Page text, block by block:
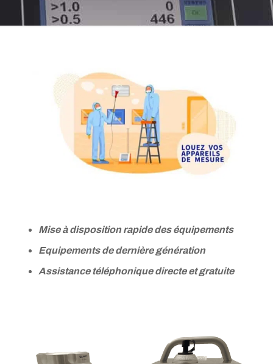
Mise à disposition rapide des équipements
Equipements de dernière génération
Assistance téléphonique directe et gratuite